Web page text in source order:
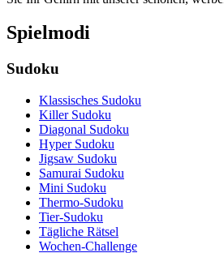
Spielmodi
Sudoku
Klassisches Sudoku
Killer Sudoku
Diagonal Sudoku
Hyper Sudoku
Jigsaw Sudoku
Samurai Sudoku
Mini Sudoku
Thermo-Sudoku
Tier-Sudoku
Tägliche Rätsel
Wochen-Challenge